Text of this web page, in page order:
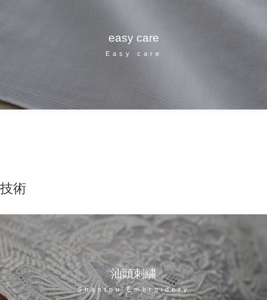
easy care
Easy care
技術
汕頭刺繍
Shantou Embroidery